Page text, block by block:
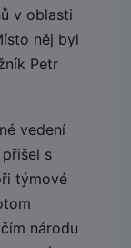
v oblasti
něj byl
Petr
vedení
s
týmové
národu